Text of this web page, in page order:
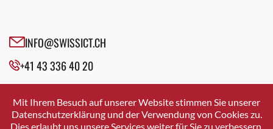
Crissier
Davos Platz
Dierikon
Dietikon
INFO@SWISSICT.CH
+41 43 336 40 20
SWISSICT
VULKANSTRASSE 120
8048 ZURICH
Mit Ihrem Besuch auf unserer Website stimmen Sie unserer
Datenschutzerklärung und der Verwendung von Cookies zu.
Dies erlaubt uns unsere Services weiter für Sie zu verbessern.